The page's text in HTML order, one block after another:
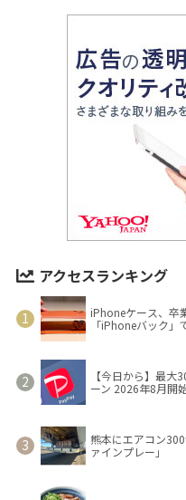
アクセスランキング
iPhoneケース、卒
「iPhoneバック」
【今日から】最
ーン 2026年8月開
熊本にエアコン
ァインプレー」